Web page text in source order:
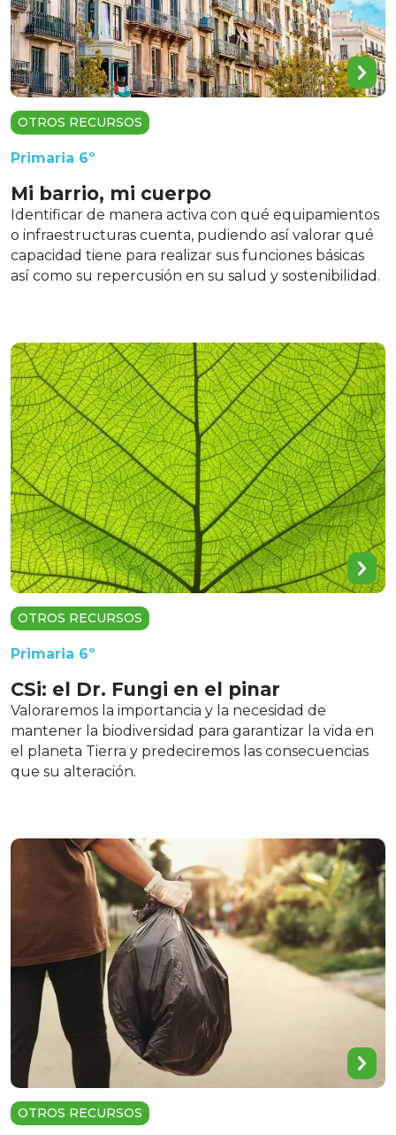
OTROS RECURSOS
Primaria 6º
Mi barrio, mi cuerpo
Identificar de manera activa con qué equipamientos
o infraestructuras cuenta, pudiendo así valorar qué
capacidad tiene para realizar sus funciones básicas
así como su repercusión en su salud y sostenibilidad.
OTROS RECURSOS
Primaria 6º
CSi: el Dr. Fungi en el pinar
Valoraremos la importancia y la necesidad de
mantener la biodiversidad para garantizar la vida en
el planeta Tierra y predeciremos las consecuencias
que su alteración.
OTROS RECURSOS